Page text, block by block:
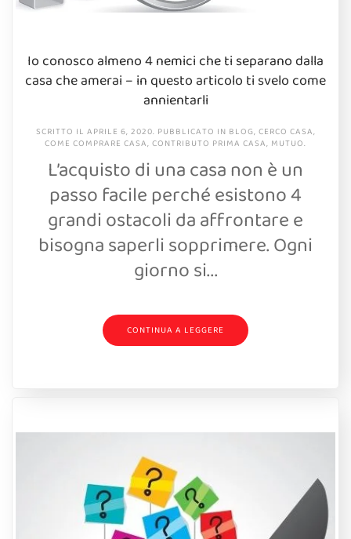
Io conosco almeno 4 nemici che ti separano dalla
casa che amerai – in questo articolo ti svelo come
annientarli
SCRITTO IL APRILE 6, 2020. PUBBLICATO IN BLOG, CERCO CASA,
COME COMPRARE CASA, CONTRIBUTO PRIMA CASA, MUTUO.
L’acquisto di una casa non è un
passo facile perché esistono 4
grandi ostacoli da affrontare e
bisogna saperli sopprimere. Ogni
giorno si...
CONTINUA A LEGGERE